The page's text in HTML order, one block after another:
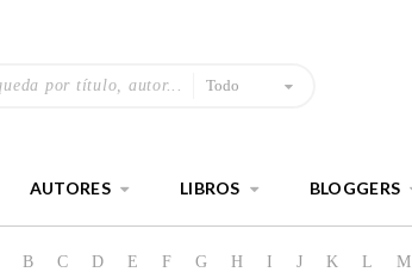
Todo
AUTORES LIBROS BLOGGERS
B C D E F G H I J K L M